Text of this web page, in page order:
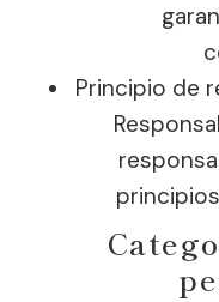
Principio de